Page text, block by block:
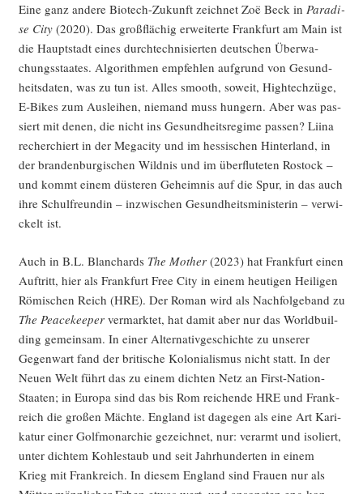
Eine ganz ande­re Bio­tech-Zukunft zeich­net Zoë Beck in Para­di­
se City(2020). Das groß­flä­chig erwei­ter­te Frank­furt am Main ist
die Haupt­stadt eines durch­tech­ni­sier­ten deut­schen Über­wa­
chungs­staa­tes. Algo­rith­men emp­feh­len auf­grund von Gesund­
heits­da­ten, was zu tun ist. Alles smooth, soweit, High­tech­zü­ge,
E‑Bikes zum Aus­lei­hen, nie­mand muss hun­gern. Aber was pas­
siert mit denen, die nicht ins Gesund­heits­re­gime pas­sen? Lii­na
recher­chiert in der Mega­ci­ty und im hes­si­schen Hin­ter­land, in
der bran­den­bur­gi­schen Wild­nis und im über­flu­te­ten Ros­tock –
und kommt einem düs­te­ren Geheim­nis auf die Spur, in das auch
ihre Schul­freun­din – inzwi­schen Gesund­heits­mi­nis­te­rin – ver­wi­
ckelt ist.
Auch in B.L. Blan­chards The Mother(2023) hat Frank­furt einen
Auf­tritt, hier als Frank­furt Free City in einem heu­ti­gen Hei­li­gen
Römi­schen Reich (HRE). Der Roman wird als Nach­fol­ge­band zu
The Peace­kee­perver­mark­tet, hat damit aber nur das World­buil­
ding gemein­sam. In einer Alter­na­tiv­ge­schich­te zu unse­rer
Gegen­wart fand der bri­ti­sche Kolo­nia­lis­mus nicht statt. In der
Neu­en Welt führt das zu einem dich­ten Netz an First-Nati­on-
Staa­ten; in Euro­pa sind das bis Rom rei­chen­de HRE und Frank­
reich die gro­ßen Mäch­te. Eng­land ist dage­gen als eine Art Kari­
ka­tur einer Golf­mon­ar­chie gezeich­net, nur: ver­armt und iso­liert,
unter dich­tem Koh­le­staub und seit Jahr­hun­der­ten in einem
Krieg mit Frank­reich. In die­sem Eng­land sind Frau­en nur als